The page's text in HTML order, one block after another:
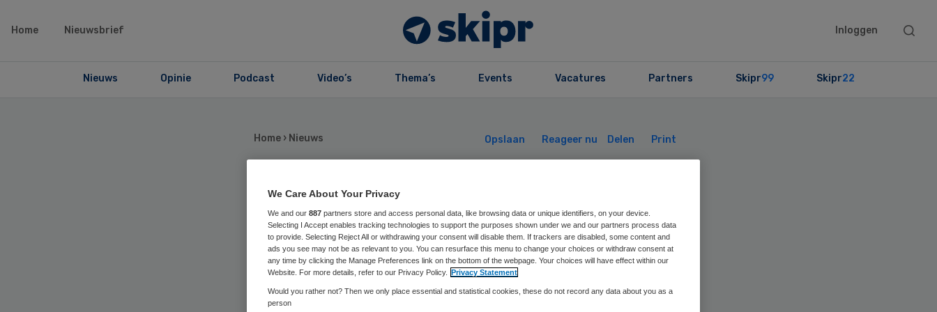
Home Nieuwsbrief Inloggen
Search
Nieuws Opinie Podcast Video’s Thema’s Events Vacatures Partners Skipr99 Skipr22
Home › Nieuws Opslaan Reageer nu Delen Print
Minder doden door
bevolkingsonderzoeken
We Care About Your Privacy
We and our 887 partners store and access personal data, like browsing data or unique identifiers, on your device.
Selecting I Accept enables tracking technologies to support the purposes shown under we and our partners process data
to provide. Selecting Reject All or withdrawing your consent will disable them. If trackers are disabled, some content and
ads you see may not be as relevant to you. You can resurface this menu to change your choices or withdraw consent at
any time by clicking the Manage Preferences link on the bottom of the webpage. Your choices will have effect within our
Website. For more details, refer to our Privacy Policy. Privacy Statement
Would you rather not? Then we only place essential and statistical cookies, these do not record any data about you as a
person